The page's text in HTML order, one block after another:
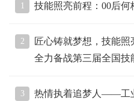
1 技能照亮前程：00后何
2
匠心铸就梦想，技能
全力备战第三届全国技
3
热情执着追梦人——工